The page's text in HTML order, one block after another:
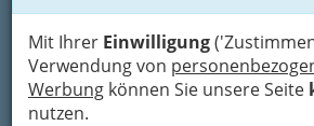
Mit Ihrer Einwilligung
Verwendung von
Werbung können Sie unsere Seite
nutzen.
Zahlreiche Clubs und
locken am